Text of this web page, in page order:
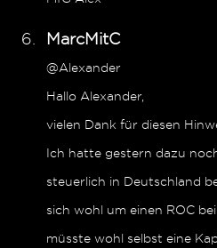
MarcMitC
@Alexander
Hallo Alexander,
vielen Dank für diesen
Ich hatte gestern dazu
steuerlich in Deutschland
sich wohl um einen ROC
müsste wohl selbst eine